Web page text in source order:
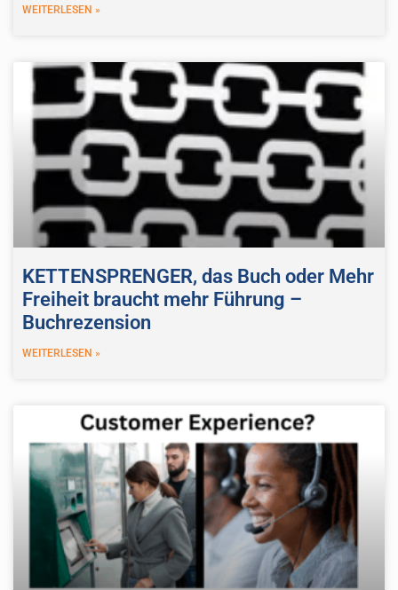
WEITERLESEN »
KETTENSPRENGER, das Buch oder Mehr
Freiheit braucht mehr Führung –
Buchrezension
WEITERLESEN »